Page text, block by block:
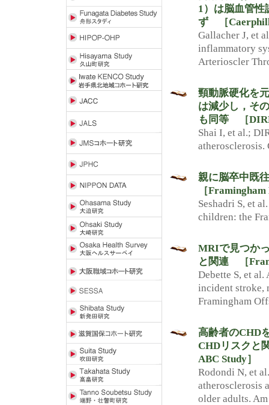
1）は脳血管性
ず ［
Gallacher J, et
inflammatory
Arterioscler
頸動脈硬化を
は減少し，そ
も同等 ［
Shai I, et al.;
親に脳卒中既
［
Seshadri S, et
children: the
MRIで見つか
と関連 ［
Debette S, et
incident stroke,
Framingham
高齢者のCHD
CHDリスクと
ABC Study］
Rodondi N, et
atherosclerosis
older adults.